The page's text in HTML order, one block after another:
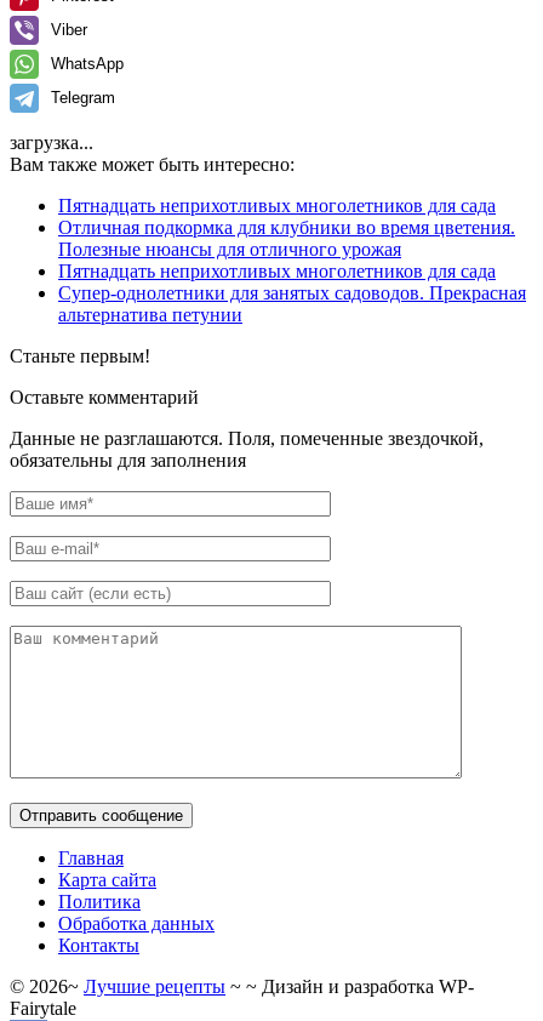
Viber
WhatsApp
Telegram
загрузка...
Вам также может быть интересно:
Пятнадцать неприхотливых многолетников для сада
Отличная подкормка для клубники во время цветения.
Полезные нюансы для отличного урожая
Пятнадцать неприхотливых многолетников для сада
Супер-однолетники для занятых садоводов. Прекрасная
альтернатива петунии
Станьте первым!
Оставьте комментарий
Данные не разглашаются. Поля, помеченные звездочкой,
обязательны для заполнения
Главная
Карта сайта
Политика
Обработка данных
Контакты
© 2026~ Лучшие рецепты ~ ~ Дизайн и разработка WP-
Fairytale